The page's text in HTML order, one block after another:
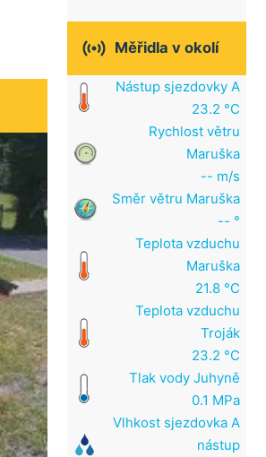
 Měřidla v okolí
Nástup sjezdovky A
23.2 °C
Rychlost větru
Maruška
-- m/s
Směr větru Maruška
-- °
Teplota vzduchu
Maruška
21.8 °C
Teplota vzduchu
Troják
23.2 °C
Tlak vody Juhyně
0.1 MPa
Vlhkost sjezdovka A
nástup